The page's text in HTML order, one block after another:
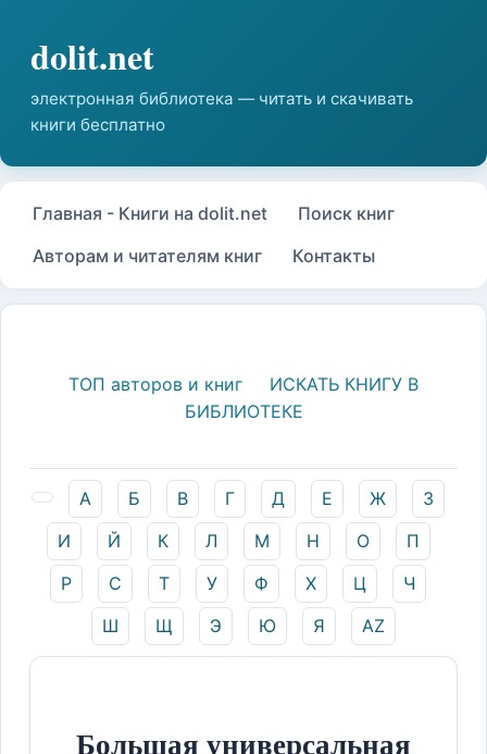
Главная - Книги на dolit.net
Поиск книг
Авторам и читателям книг
Контакты
ТОП авторов и книг
ИСКАТЬ КНИГУ В
БИБЛИОТЕКЕ
А Б В Г Д Е Ж
З
И
Й К Л М Н О
П
Р
С Т У Ф Х Ц
Ч
Ш
Щ Э Ю Я AZ
Большая универсальная